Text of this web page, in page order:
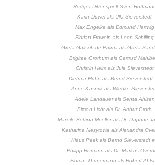
Rodger Ditter spielt Sven
Karin Düwel als Ulla Sieverstedt
Max Engelke als Edmund Hartwig
Florian Frowein als Leon Schilling
Greta Galisch de Palma als Greta
Brigitee Grothum als Gertrud
Christin Heim als Jule Sieverstedt
Dietmar Huhn als Bernd Sieverstedt
Anne Kasprik als Wiebke
Adele Landauer als Senta Ahlsen
Simon Licht als Dr. Arthur Groth
Mareile Bettina Moeller als Dr. Daphne
Katharina Nesytowa als Alexandra
Klaus Peek als Bernd Sieverstedt
Philipp Romann als Dr. Markus
Florian Thunemann als Robert